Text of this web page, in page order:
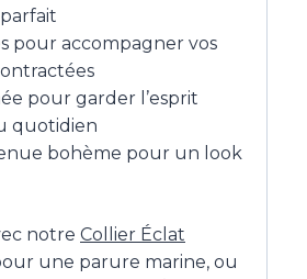
pour accompagner vos
pour garder l’esprit
quotidien
bohème pour un look
notre Collier Éclat
une parure marine, ou